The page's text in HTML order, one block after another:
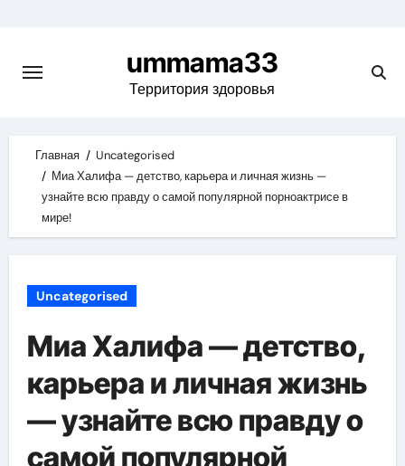
content
ummama33
Территория здоровья
Главная
Uncategorised
Миа Халифа — детство, карьера и личная жизнь —
узнайте всю правду о самой популярной порноактрисе в
мире!
Uncategorised
Миа Халифа — детство,
карьера и личная жизнь
— узнайте всю правду о
самой популярной